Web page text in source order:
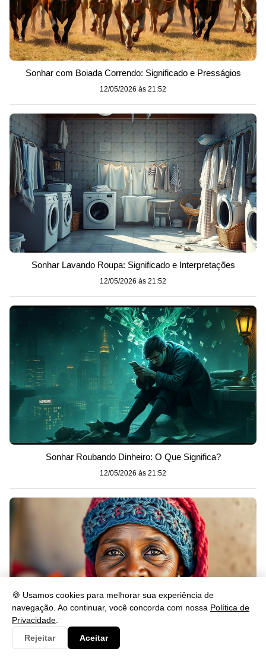
🍪 Usamos cookies para melhorar sua experiência de
navegação. Ao continuar, você concorda com nossa Política de
Privacidade
Rejeitar
Aceitar
Sonhar com Boiada Correndo: Significado e Presságios
12/05/2026 às 21:52
Sonhar Lavando Roupa: Significado e Interpretações
12/05/2026 às 21:52
Sonhar Roubando Dinheiro: O Que Significa?
12/05/2026 às 21:52
50 Frases para Vender Crochê e Conquistar Clientes